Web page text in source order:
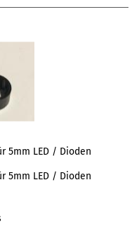
5mm LED / Dioden
5mm LED / Dioden